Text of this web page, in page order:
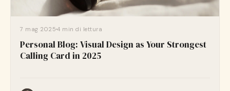
7 mag 2025 4 min di lettura
Personal Blog: Visual Design as Your Strongest
Calling Card in 2025